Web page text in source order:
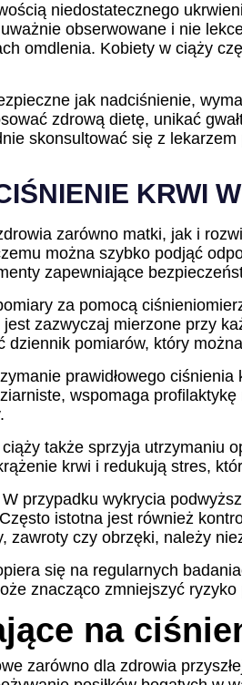
niedostatecznego
obserwowane i nie
omdlenia. Kobiety w ciąży
jak nadciśnienie,
zdrową dietę, unikać
skonsultować się z
KRWI
zarówno matki, jak i
można szybko podjąć
zapewniające
za pomocą
zazwyczaj mierzone przy
pomiarów, który
prawidłowego
wspomaga
także sprzyja utrzymaniu
krwi i redukują stres,
przypadku wykrycia
istotna jest również
czy obrzęki, należy
się na regularnych
znacząco zmniejszyć
na
zarówno dla zdrowia